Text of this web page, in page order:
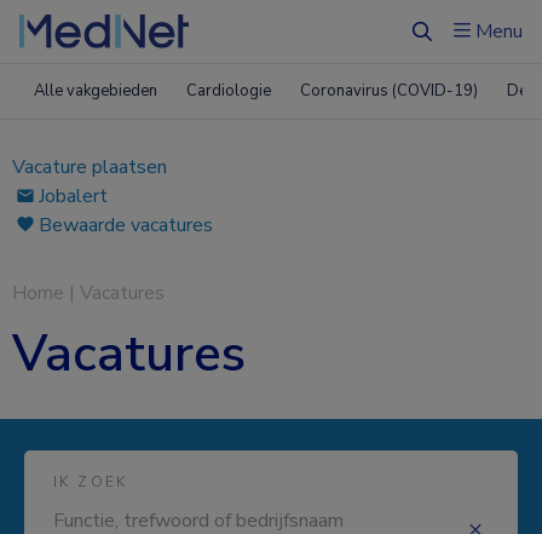
ZoekenMenu
Alle vakgebieden Cardiologie Coronavirus (COVID-19)
Vacature plaatsen
Jobalert
Bewaarde vacatures
Home | Vacatures
Vacatures
IK ZOEK